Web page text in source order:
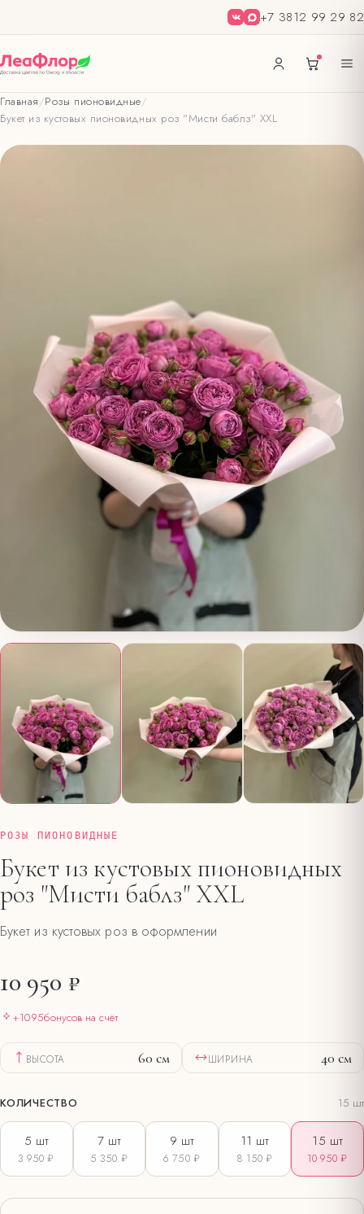
+7 3812 99 29 82
Главная/Розы пионовидные/
Букет из кустовых пионовидных роз "Мисти баблз" XXL
РОЗЫ ПИОНОВИДНЫЕ
Букет из кустовых пионовидных
роз "Мисти баблз" XXL
Букет из кустовых роз в оформлении
10 950 ₽
+1095бонусов на счёт
ВЫСОТА 60 см ШИРИНА 40 см
КОЛИЧЕСТВО 15 шт
5 шт
3 950 ₽
7шт
5 350 ₽
9 шт
6 750 ₽
11 шт
8 150 ₽
15 шт
10 950 ₽